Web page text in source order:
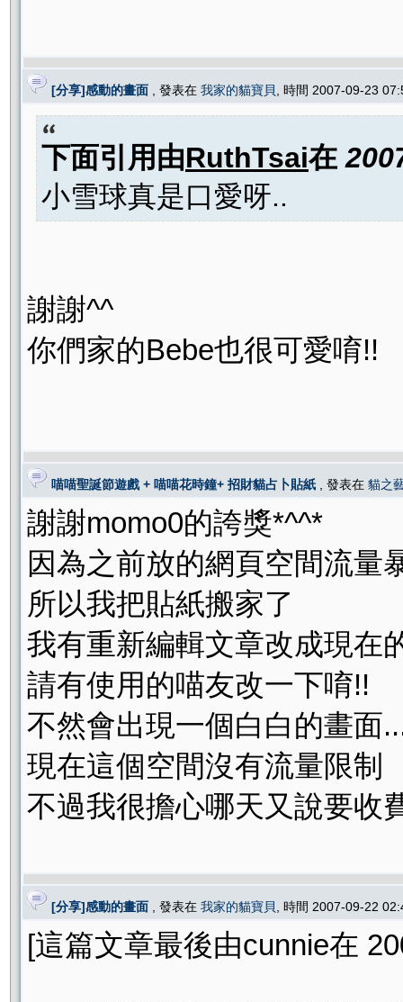
[分享]感動的畫面 , 發表在 我家的貓寶貝 , 時間 2007-09-23
下面引用由RuthTsai在
小雪球真是口愛呀..
謝謝^^
你們家的Bebe也很可愛唷!!
喵喵聖誕節遊戲 + 喵喵花時鐘+ 招財貓占卜貼紙 , 發表在 貓之
謝謝momo0的誇獎*^^*
因為之前放的網頁空間流量
所以我把貼紙搬家了
我有重新編輯文章改成現在
請有使用的喵友改一下唷!!
不然會出現一個白白的畫面
現在這個空間沒有流量限制
不過我很擔心哪天又說要收
[分享]感動的畫面 , 發表在 我家的貓寶貝 , 時間 2007-09-22
[這篇文章最後由cunnie在